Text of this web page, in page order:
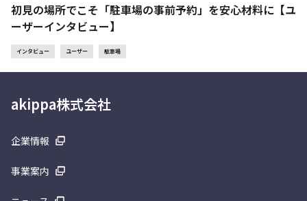
初見の場所でこそ「駐車場の事前予約」を安心材料に【ユ
ーザーインタビュー】
インタビュー ユーザー 駐車場
akippa株式会社
企業情報
事業案内